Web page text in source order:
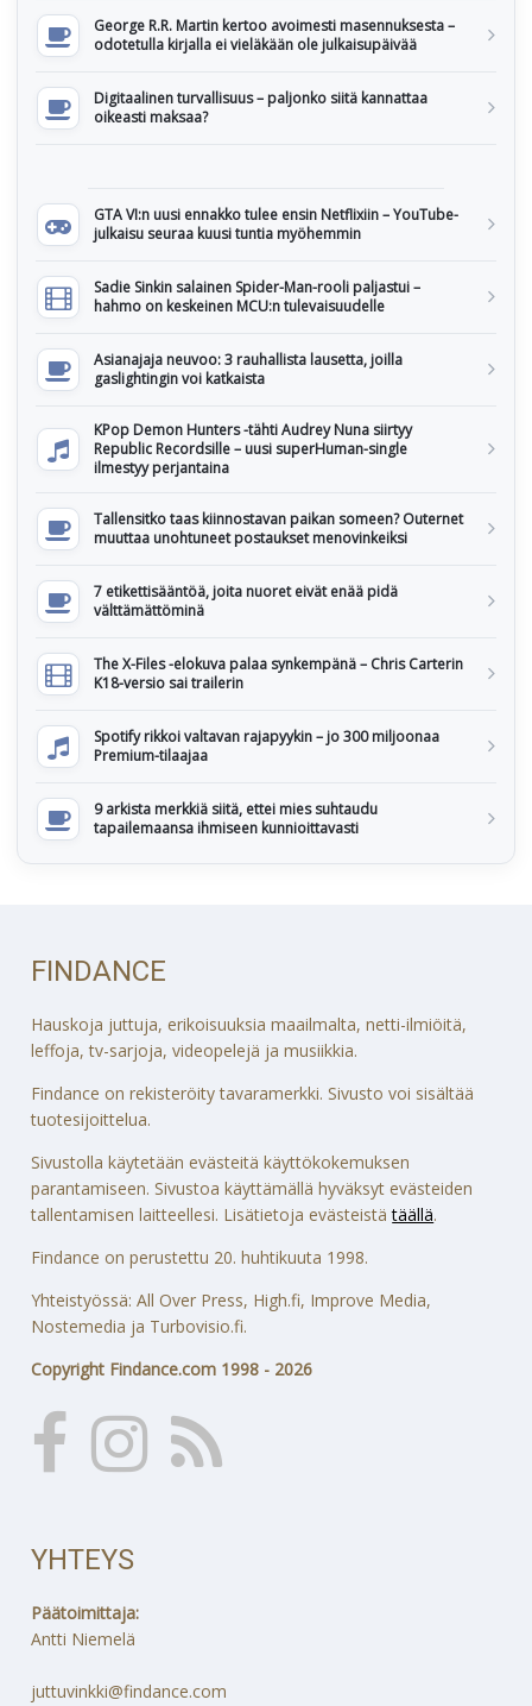
George R.R. Martin kertoo avoimesti masennuksesta –
odotetulla kirjalla ei vieläkään ole julkaisupäivää
Digitaalinen turvallisuus – paljonko siitä kannattaa
oikeasti maksaa?
GTA VI:n uusi ennakko tulee ensin Netflixiin – YouTube-
julkaisu seuraa kuusi tuntia myöhemmin
Sadie Sinkin salainen Spider-Man-rooli paljastui –
hahmo on keskeinen MCU:n tulevaisuudelle
Asianajaja neuvoo: 3 rauhallista lausetta, joilla
gaslightingin voi katkaista
KPop Demon Hunters -tähti Audrey Nuna siirtyy
Republic Recordsille – uusi superHuman-single
ilmestyy perjantaina
Tallensitko taas kiinnostavan paikan someen? Outernet
muuttaa unohtuneet postaukset menovinkeiksi
7 etikettisääntöä, joita nuoret eivät enää pidä
välttämättöminä
The X-Files -elokuva palaa synkempänä – Chris Carterin
K18-versio sai trailerin
Spotify rikkoi valtavan rajapyykin – jo 300 miljoonaa
Premium-tilaajaa
9 arkista merkkiä siitä, ettei mies suhtaudu
tapailemaansa ihmiseen kunnioittavasti
FINDANCE
Hauskoja juttuja, erikoisuuksia maailmalta, netti-ilmiöitä,
leffoja, tv-sarjoja, videopelejä ja musiikkia.
Findance on rekisteröity tavaramerkki. Sivusto voi sisältää
tuotesijoittelua.
Sivustolla käytetään evästeitä käyttökokemuksen
parantamiseen. Sivustoa käyttämällä hyväksyt evästeiden
tallentamisen laitteellesi. Lisätietoja evästeistätäällä.
Findance on perustettu 20. huhtikuuta 1998.
Yhteistyössä: All Over Press, High.fi, Improve Media,
Nostemedia ja Turbovisio.fi.
Copyright Findance.com 1998 - 2026
YHTEYS
Päätoimittaja:
Antti Niemelä
juttuvinkki@findance.com